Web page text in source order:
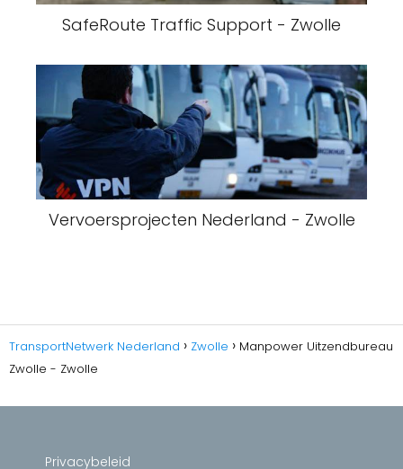
SafeRoute Traffic Support - Zwolle
Vervoersprojecten Nederland - Zwolle
TransportNetwerk Nederland Zwolle
Manpower Uitzendbureau
Zwolle - Zwolle
Privacybeleid